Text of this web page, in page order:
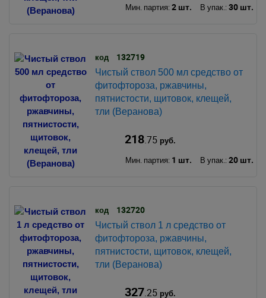
Мин. партия: 2 шт. В упак.: 30 шт.
код 132719
Чистый ствол 500 мл средство от
фитофтороза, ржавчины,
пятнистости, щитовок, клещей,
тли (Веранова)
218.75руб.
Мин. партия: 1 шт. В упак.: 20 шт.
код 132720
Чистый ствол 1 л средство от
фитофтороза, ржавчины,
пятнистости, щитовок, клещей,
тли (Веранова)
327.25руб.